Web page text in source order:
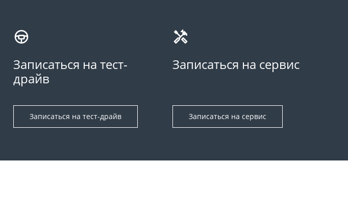
Записаться на тест-
драйв
Записаться на тест-драйв
Записаться на сервис
Записаться на сервис